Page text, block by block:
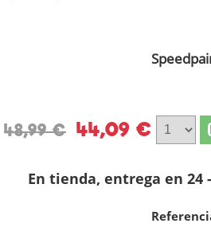
48,99 € 44,09 €
En tienda, entrega en 24